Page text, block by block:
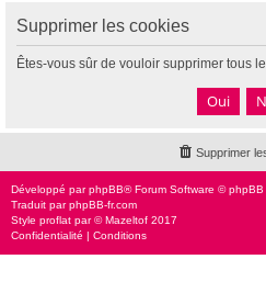
Supprimer les cookies
Êtes-vous sûr de vouloir supprimer tous
Supprimer
Développé parphpBB® Forum Software © phpBB
Traduit parphpBB-fr.com
Style proflat par ©Mazeltof 2017
Confidentialité | Conditions